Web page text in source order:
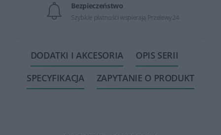
Bezpieczeństwo
Szybkie płatności wspierają Przelewy24
DODATKI I AKCESORIA
OPIS SERII
SPECYFIKACJA
ZAPYTANIE O PRODUKT